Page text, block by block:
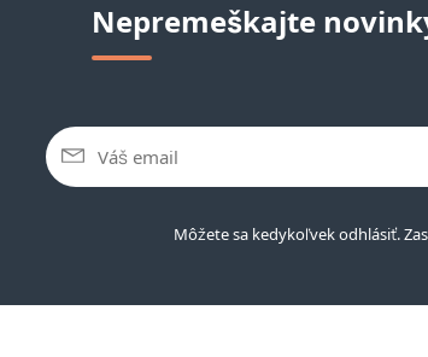
Nepremeškajte
Môžete sa kedykoľvek odhlásiť.